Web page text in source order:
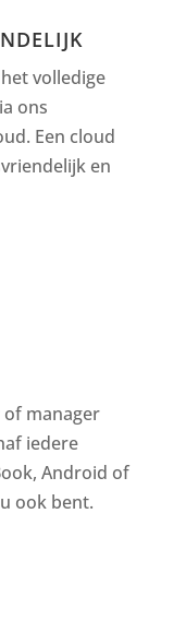
volledige
ons
Een cloud
en
manager
iedere
Android of
ook bent.